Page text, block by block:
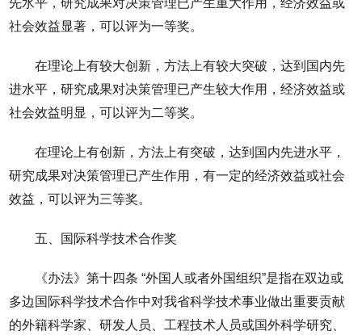
社会效益显著，可以评为一等奖。
在理论上有较大创新，方法上有较大突破，达到国内先
进水平，研究成果对决策管理已产生较大作用，经济效益或
社会效益明显，可以评为二等奖。
在理论上有创新，方法上有突破，达到国内先进水平，
研究成果对决策管理已产生作用，有一定的经济效益或社会
效益，可以评为三等奖。
五、国际科学技术合作奖
《办法》第十四条 “外国人或者外国组织”是指在双边或
多边国际科学技术合作中对我省科学技术事业做出重要贡献
的外籍科学家、研发人员、工程技术人员或国外科学研究、